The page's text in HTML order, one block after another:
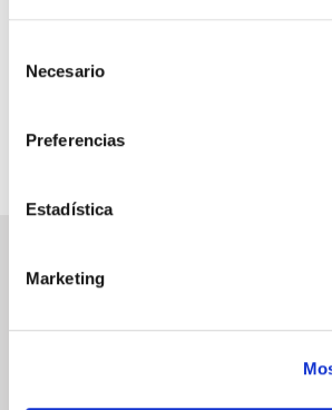
Necesario
Preferencias
Estadística
Marketing
Déjanos tu email y recibirás promociones y las